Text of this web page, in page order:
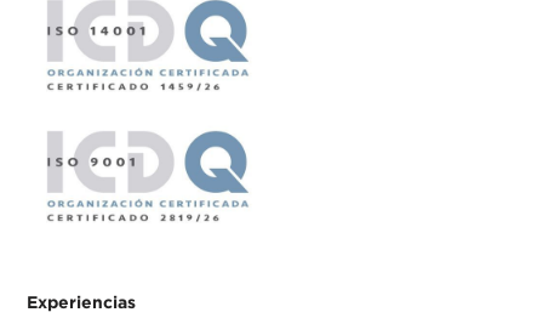
Experiencias